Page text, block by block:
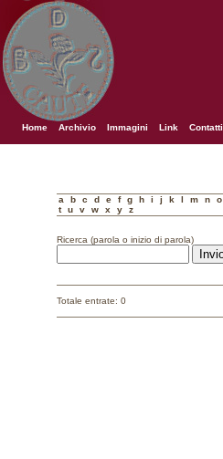
Home Archivio Immagini Link Contatti
a b c d e f g h i j k l m n o
t
u v w x y z
Ricerca (parola o inizio di parola)
Totale entrate: 0